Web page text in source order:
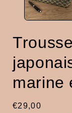
marine
Prix
€29,00